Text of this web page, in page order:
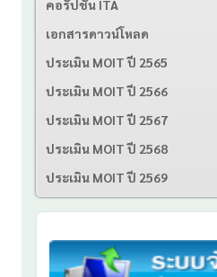
คอรัปชั่น ITA
เอกสารดาวน์โหลด
ประเมิน MOIT ปี 2565
ประเมิน MOIT ปี 2566
ประเมิน MOIT ปี 2567
ประเมิน MOIT ปี 2568
ประเมิน MOIT ปี 2569